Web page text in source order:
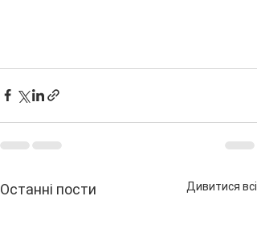
Останні пости Дивитися всі